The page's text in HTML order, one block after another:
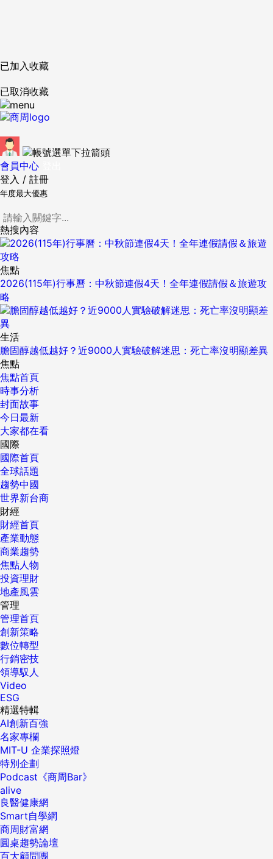
已加入收藏
已取消收藏
會員中心
登入 / 註冊
年度最大優惠
熱搜內容
焦點
2026(115年)行事曆：中秋節連假4天！全年連假請假＆旅遊攻
略
生活
膽固醇越低越好？近9000人實驗破解迷思：死亡率沒明顯差異
焦點
焦點首頁
時事分析
封面故事
今日最新
大家都在看
國際
國際首頁
全球話題
趨勢中國
世界新台商
財經
財經首頁
產業動態
商業趨勢
焦點人物
投資理財
地產風雲
管理
管理首頁
創新策略
數位轉型
行銷密技
領導馭人
Video
ESG
精選特輯
AI創新百強
名家專欄
MIT-U 企業探照燈
特別企劃
Podcast《商周Bar》
alive
良醫健康網
Smart自學網
商周財富網
圓桌趨勢論壇
百大顧問團